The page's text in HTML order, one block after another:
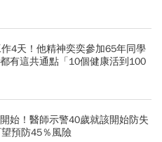
4天！他精神奕奕參加65年同學
有這共通點「10個健康活到100
始！醫師示警40歲就該開始防失
預防45％風險